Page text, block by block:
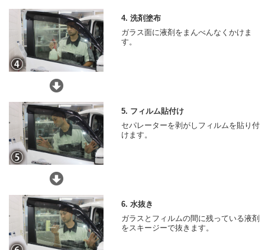
4. 洗剤塗布
ガラス面に液剤をまんべんなくかけま
す。
5. フィルム貼付け
セパレーターを剥がしフィルムを貼り付
けます。
6. 水抜き
ガラスとフィルムの間に残っている液剤
をスキージーで抜きます。